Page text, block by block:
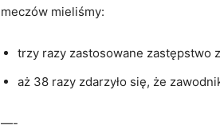
meczów mieliśmy:
trzy razy zastosowane zastępstwo
aż 38 razy zdarzyło się, że
—-